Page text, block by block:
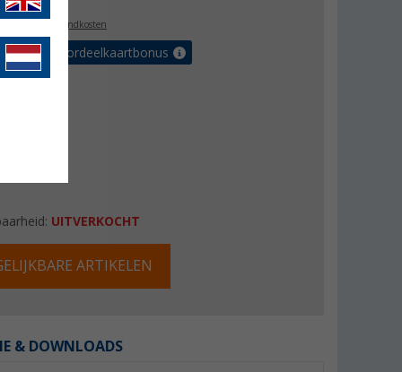
plus verzendkosten
tot 5% voordeelkaartbonus
UITVERKOCHT
ARTIKELEN
& DOWNLOADS